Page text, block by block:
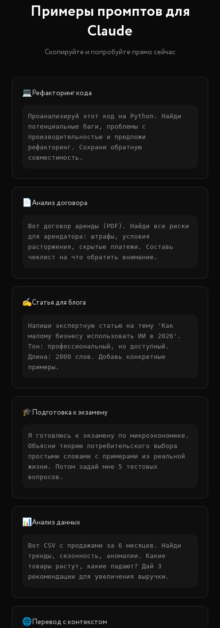
Примеры промптов для
Claude
Скопируйте и попробуйте прямо сейчас
💻Рефакторинг кода
Проанализируй этот код на Python. Найди
потенциальные баги, проблемы с
производительностью и предложи
рефакторинг. Сохрани обратную
совместимость.
📄Анализ договора
Вот договор аренды (PDF). Найди все риски
для арендатора: штрафы, условия
расторжения, скрытые платежи. Составь
чеклист на что обратить внимание.
✍️Статья для блога
Напиши экспертную статью на тему 'Как
малому бизнесу использовать ИИ в 2026'.
Тон: профессиональный, но доступный.
Длина: 2000 слов. Добавь конкретные
примеры.
🎓Подготовка к экзамену
Я готовлюсь к экзамену по микроэкономике.
Объясни теорию потребительского выбора
простыми словами с примерами из реальной
жизни. Потом задай мне 5 тестовых
вопросов.
📊Анализ данных
Вот CSV с продажами за 6 месяцев. Найди
тренды, сезонность, аномалии. Какие
товары растут, какие падают? Дай 3
рекомендации для увеличения выручки.
🌐Перевод с контекстом